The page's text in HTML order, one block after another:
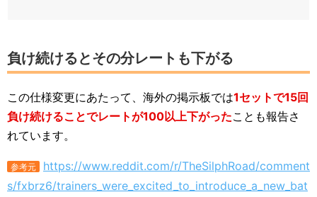
負け続けるとその分レートも下がる
この仕様変更にあたって、海外の掲示板では1セットで15回
負け続けることでレートが100以上下がったことも報告さ
れています。
参考元
https://www.reddit.com/r/TheSilphRoad/comment
s/fxbrz6/trainers_were_excited_to_introduce_a_new_bat